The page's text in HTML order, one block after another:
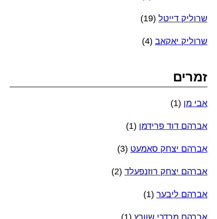
שרוליק דייטל (19)
שרוליק יאקאב (4)
זמרים
אבי מן (1)
אברהם דוד פרידמן (1)
אברהם יצחק סאמעט (3)
אברהם יצחק רוזנפעלד (2)
אברהם ליבער (1)
אברהם מרדכי שוורץ (1)